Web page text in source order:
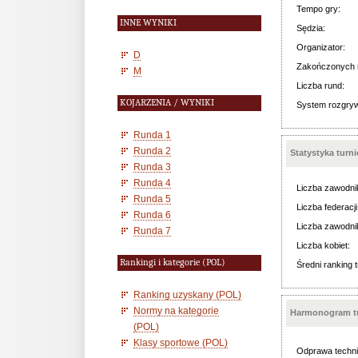
INNE WYNIKI
D
M
KOJARZENIA / WYNIKI
Runda 1
Runda 2
Runda 3
Runda 4
Runda 5
Runda 6
Runda 7
Rankingi i kategorie (POL)
Ranking uzyskany (POL)
Normy na kategorie
(POL)
Klasy sportowe (POL)
Tempo gry:
Sędzia:
Organizator:
Zakończonych
Liczba rund:
System
Statystyka
Liczba
Liczba
Liczba
Liczba kobiet:
Średni ranking
Harmonogram
Odprawa